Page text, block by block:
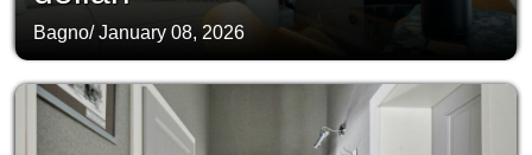
Bagno/January 08, 2026